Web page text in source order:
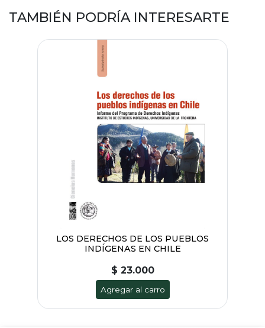
TAMBIÉN PODRÍA INTERESARTE
LOS DERECHOS DE LOS PUEBLOS
INDÍGENAS EN CHILE
$ 23.000
Agregar al carro